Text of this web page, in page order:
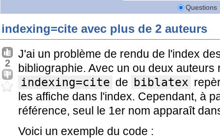
Questions
indexing=cite avec plus de 2 auteurs
2
J'ai un problème de rendu de l'index
bibliographie. Avec un ou deux auteurs
indexing=cite de biblatex
les affiche dans l'index. Cependant, à
référence, seul le 1er nom apparaît
Voici un exemple du code :